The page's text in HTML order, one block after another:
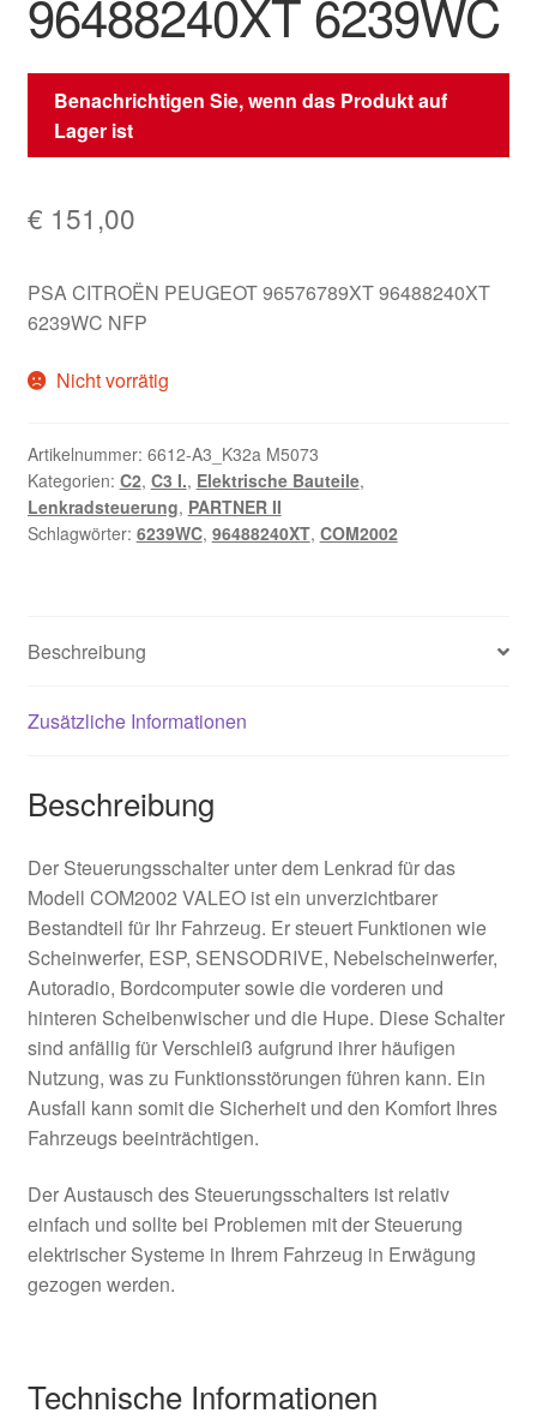
96488240XT 6239WC
Benachrichtigen Sie, wenn das Produkt auf
Lager ist
€ 151,00
PSA CITROËN PEUGEOT 96576789XT 96488240XT
6239WC NFP
Nicht vorrätig
Artikelnummer: 6612-A3_K32a M5073
Kategorien: C2, C3 I., Elektrische Bauteile,
Lenkradsteuerung, PARTNER II
Schlagwörter: 6239WC, 96488240XT, COM2002
Beschreibung
Zusätzliche Informationen
Beschreibung
Der Steuerungsschalter unter dem Lenkrad für das
Modell COM2002 VALEO ist ein unverzichtbarer
Bestandteil für Ihr Fahrzeug. Er steuert Funktionen wie
Scheinwerfer, ESP, SENSODRIVE, Nebelscheinwerfer,
Autoradio, Bordcomputer sowie die vorderen und
hinteren Scheibenwischer und die Hupe. Diese Schalter
sind anfällig für Verschleiß aufgrund ihrer häufigen
Nutzung, was zu Funktionsstörungen führen kann. Ein
Ausfall kann somit die Sicherheit und den Komfort Ihres
Fahrzeugs beeinträchtigen.
Der Austausch des Steuerungsschalters ist relativ
einfach und sollte bei Problemen mit der Steuerung
elektrischer Systeme in Ihrem Fahrzeug in Erwägung
gezogen werden.
Technische Informationen